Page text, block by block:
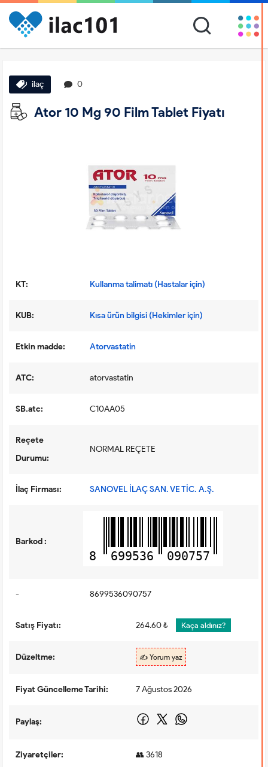
ilaç 0
Ator 10 Mg 90 Film Tablet Fiyatı
KT: Kullanma talimatı (Hastalar için)
KUB: Kısa ürün bilgisi (Hekimler için)
Etkin madde: Atorvastatin
ATC: atorvastatin
SB.atc: C10AA05
Reçete
Durumu:
NORMAL REÇETE
İlaç Firması: SANOVEL İLAÇ SAN. VE TİC. A.Ş.
Barkod :
8 699536 090757
- 8699536090757
Satış Fiyatı: 264.60 ₺ Kaça aldınız?
Düzeltme: ✍️ Yorum yaz
Fiyat Güncelleme Tarihi: 7 Ağustos 2026
Paylaş:
Ziyaretçiler: 👥 3618